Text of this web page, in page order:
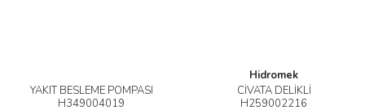
YAKIT BESLEME POMPASI
H349004019
Hidromek
CİVATA DELİKLİ
H259002216